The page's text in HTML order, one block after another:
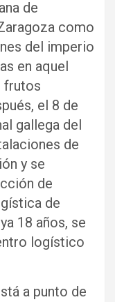
de
como
del imperio
en aquel
frutos
el 8 de
gallega del
de
y se
de
de
18 años, se
logístico
a punto de